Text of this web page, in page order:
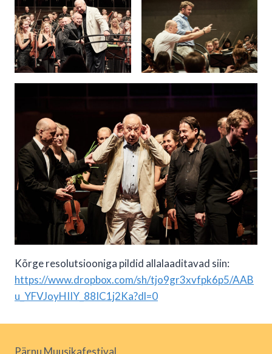
Kõrge resolutsiooniga pildid allalaaditavad siin:
https://www.dropbox.com/sh/tjo9gr3xvfpk6p5/AAB
u_YFVJoyHIIY_88IC1j2Ka?dl=0
Pärnu Muusikafestival